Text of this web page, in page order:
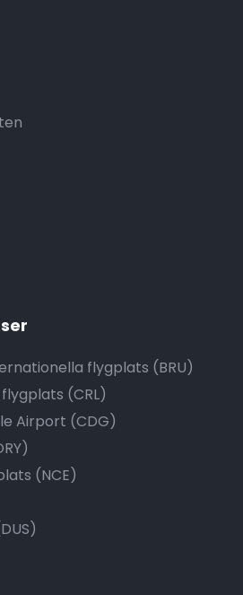
flygplats (BRU)
(CRL)
Airport (CDG)
(NCE)